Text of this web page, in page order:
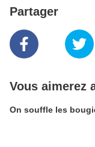
Partager
Vous aimerez
On souffle les